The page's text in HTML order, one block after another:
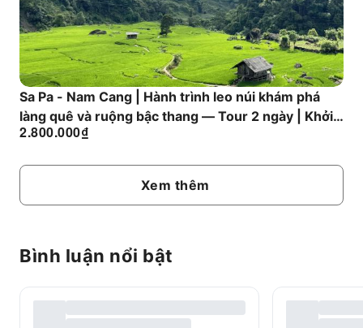
Sa Pa - Nam Cang | Hành trình leo núi khám phá
làng quê và ruộng bậc thang — Tour 2 ngày | Khởi
hành từ Hà Nội
₫
2.800.000
Xem thêm
Bình luận nổi bật